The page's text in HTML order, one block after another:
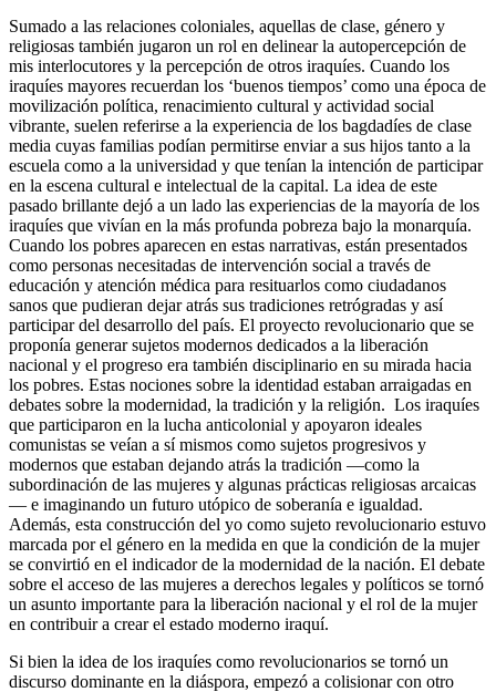
Sumado a las relaciones coloniales, aquellas de clase, género y
religiosas también jugaron un rol en delinear la autopercepción de
mis interlocutores y la percepción de otros iraquíes. Cuando los
iraquíes mayores recuerdan los ‘buenos tiempos’ como una época de
movilización política, renacimiento cultural y actividad social
vibrante, suelen referirse a la experiencia de los bagdadíes de clase
media cuyas familias podían permitirse enviar a sus hijos tanto a la
escuela como a la universidad y que tenían la intención de participar
en la escena cultural e intelectual de la capital. La idea de este
pasado brillante dejó a un lado las experiencias de la mayoría de los
iraquíes que vivían en la más profunda pobreza bajo la monarquía.
Cuando los pobres aparecen en estas narrativas, están presentados
como personas necesitadas de intervención social a través de
educación y atención médica para resituarlos como ciudadanos
sanos que pudieran dejar atrás sus tradiciones retrógradas y así
participar del desarrollo del país. El proyecto revolucionario que se
proponía generar sujetos modernos dedicados a la liberación
nacional y el progreso era también disciplinario en su mirada hacia
los pobres. Estas nociones sobre la identidad estaban arraigadas en
debates sobre la modernidad, la tradición y la religión. Los iraquíes
que participaron en la lucha anticolonial y apoyaron ideales
comunistas se veían a sí mismos como sujetos progresivos y
modernos que estaban dejando atrás la tradición —como la
subordinación de las mujeres y algunas prácticas religiosas arcaicas
— e imaginando un futuro utópico de soberanía e igualdad.
Además, esta construcción del yo como sujeto revolucionario estuvo
marcada por el género en la medida en que la condición de la mujer
se convirtió en el indicador de la modernidad de la nación. El debate
sobre el acceso de las mujeres a derechos legales y políticos se tornó
un asunto importante para la liberación nacional y el rol de la mujer
en contribuir a crear el estado moderno iraquí.
Si bien la idea de los iraquíes como revolucionarios se tornó un
discurso dominante en la diáspora, empezó a colisionar con otro